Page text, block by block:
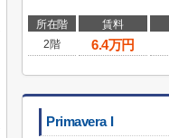
所在階 賃料
2階
6.4万円
Primavera I